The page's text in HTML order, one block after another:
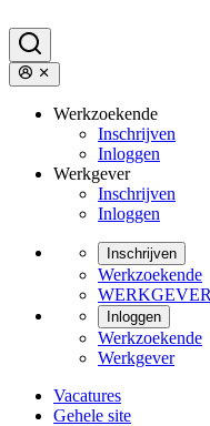
Werkzoekende
Inschrijven
Inloggen
Werkgever
Inschrijven
Inloggen
Inschrijven
Werkzoekende
WERKGEVER
Inloggen
Werkzoekende
Werkgever
Vacatures
Gehele site